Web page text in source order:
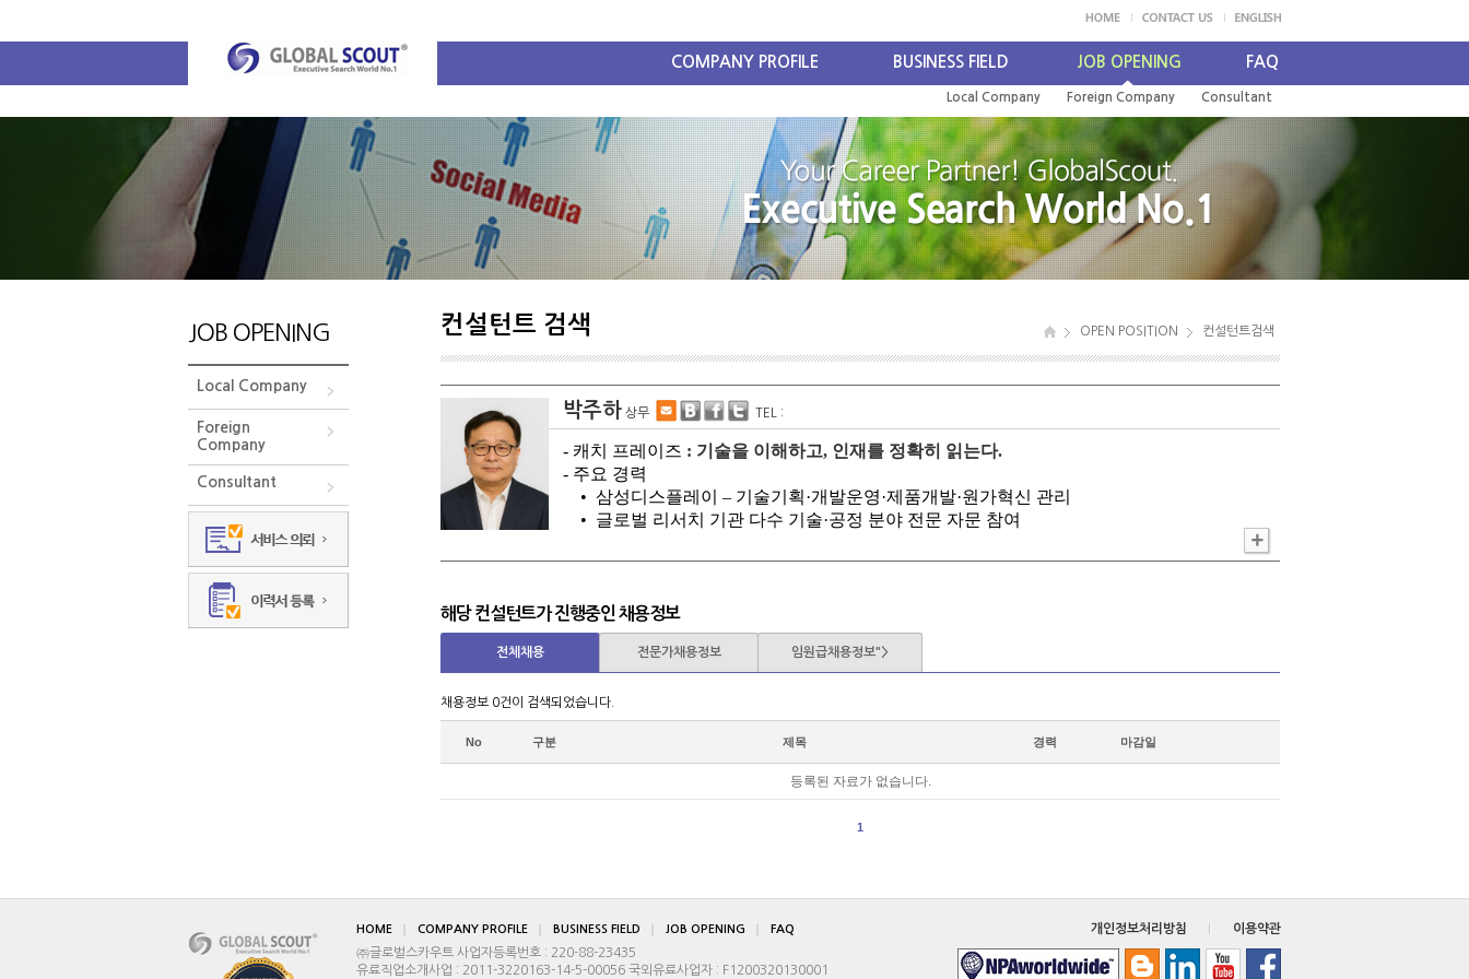
COMPANY PROFILE BUSINESS FIELD JOB OPENING
Local Company Foreign Company Consultant
FAQ
JOB OPENING
Local Company
Foreign
Company
Consultant
컨설턴트 검색 OPEN POSITION 컨설턴트검색
박주하 상무 TEL :
- 캐치 프레이즈 : 기술을 이해하고, 인재를 정확히 읽는다.
- 주요 경력
• 삼성디스플레이 – 기술기획·개발운영·제품개발·원가혁신 관리
• 글로벌 리서치 기관 다수 기술·공정 분야 전문 자문 참여
- 학 력 부산대학교 기계공학과
해당 컨설턴트가 진행중인 채용정보
전체채용 전문가채용정보 임원급채용정보">
채용정보 0건이 검색되었습니다.
No 구분 제목 경력 마감일
등록된 자료가 없습니다.
1
HOME COMPANY PROFILE BUSINESS FIELD JOB OPENING FAQ
㈜글로벌스카우트 사업자등록번호 : 220-88-23435
유료직업소개사업 : 2011-3220163-14-5-00056 국외유료사업자 : F1200320130001
개인정보처리방침 이용약관